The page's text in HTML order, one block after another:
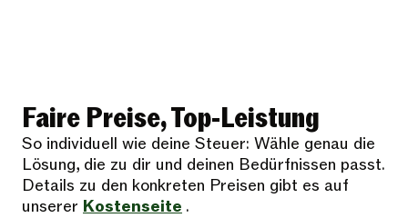
Faire Preise, Top-Leistung
So individuell wie deine Steuer: Wähle genau die
Lösung, die zu dir und deinen Bedürfnissen passt.
Details zu den konkreten Preisen gibt es auf
unserer Kostenseite .